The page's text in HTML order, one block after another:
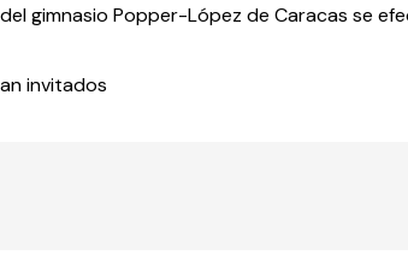
gimnasio Popper-López de Caracas se
invitados